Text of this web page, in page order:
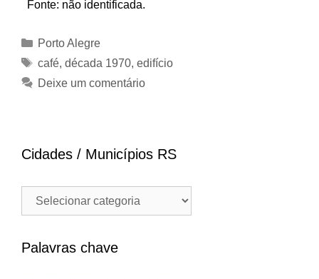
Fonte: não identificada.
Categorias
Porto Alegre
Tags
café, década 1970, edifício
Deixe um comentário
Cidades / Municípios RS
Cidades
Municípios
Palavras chave